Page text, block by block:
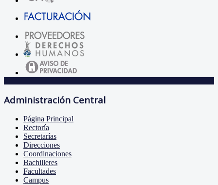
Administración Central
Página Principal
Rectoría
Secretarías
Direcciones
Coordinaciones
Bachilleres
Facultades
Campus